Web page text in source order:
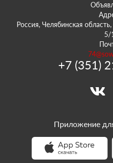
Россия, Челябинская
5/
+7 (351)
Приложение